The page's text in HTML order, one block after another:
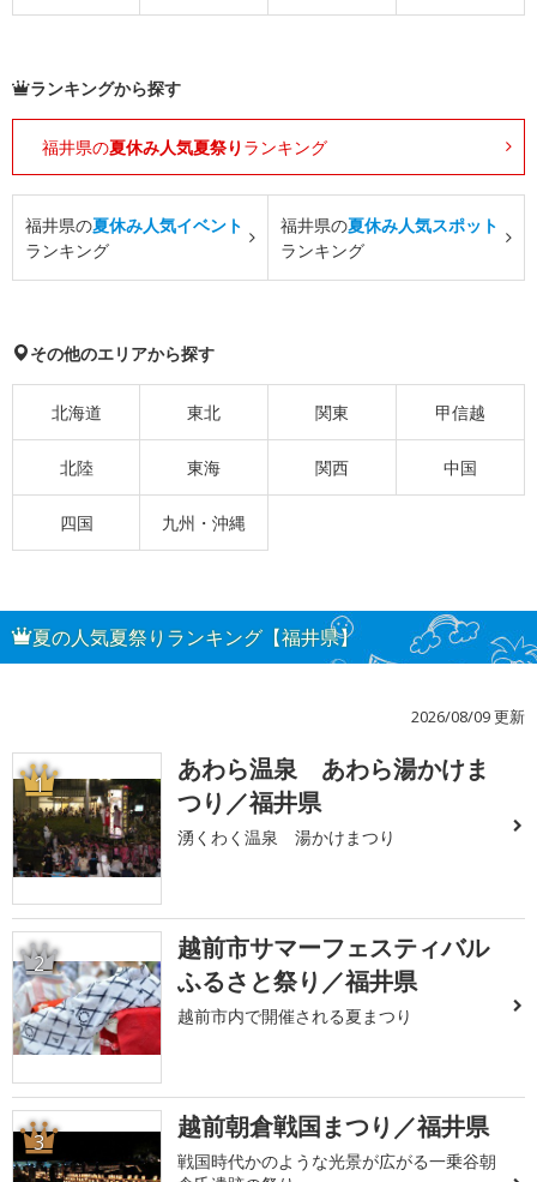
ランキングから探す
福井県の夏休み人気夏祭り ランキング
福井県の夏休み人気イベント
ランキング
福井県の夏休み人気スポット
ランキング
その他のエリアから探す
北海道 東北 関東 甲信越
北陸 東海 関西 中国
四国 九州・沖縄
夏の人気夏祭りランキング【福井県】
2026/08/09 更新
1
あわら温泉 あわら湯かけま
つり／福井県
湧くわく温泉 湯かけまつり
2
越前市サマーフェスティバル
ふるさと祭り／福井県
越前市内で開催される夏まつり
3 越前朝倉戦国まつり／福井県
戦国時代かのような光景が広がる一乗谷朝